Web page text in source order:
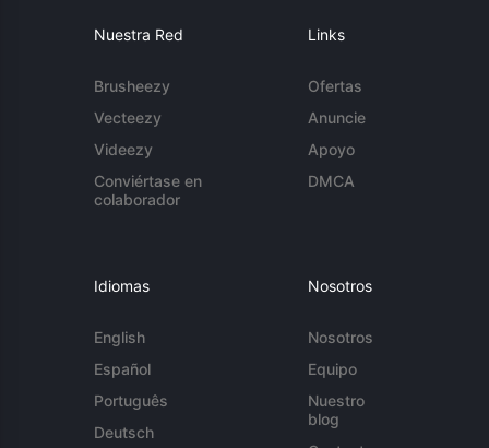
Nuestra Red
Brusheezy
Vecteezy
Videezy
Conviértase en
colaborador
Links
Ofertas
Anuncie
Apoyo
DMCA
Idiomas
English
Español
Português
Deutsch
Nosotros
Nosotros
Equipo
Nuestro
blog